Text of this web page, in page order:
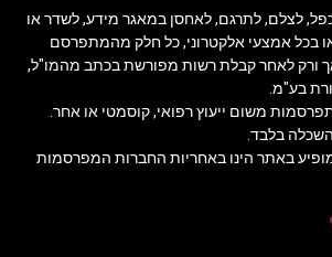
לצלם, לתרגם, לאחסן במאגר מידע, לשדר או
בכל אמצעי אלקטרוני, כל חלק מהמתפרסם
ורק לאחר קבלת רשות מפורשת בכתב מהמו"ל,
בע"מ.
משום ייעוץ רפואי, קוסמטי או אחר.
בלבד.
באתר הינו באחריות החברות המפרסמות